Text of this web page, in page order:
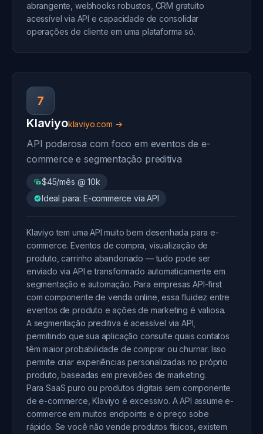
abrangente, webhooks robustos, CRM gratuito
acessível via API e capacidade de consolidar
operações de cliente em uma plataforma só.
7
Klaviyoklaviyo.com →
API poderosa com foco em eventos de e-
commerce e segmentação preditiva
$45/mês @ 10k
Ideal para: E-commerce via API
Klaviyo tem uma API muito bem desenhada para e-
commerce. Eventos de compra, visualização de
produto, carrinho abandonado — tudo pode ser
enviado via API e transformado automaticamente em
segmentação e automação. Para empresas API-first
com componente de venda online, essa fluidez entre
eventos de produto e ações de marketing é valiosa.
A segmentação preditiva é acessível via API,
permitindo que sua aplicação consulte quais contatos
têm maior probabilidade de comprar ou churnar. Isso
permite criar experiências personalizadas no próprio
produto, baseadas em previsões de marketing.
Para SaaS puro ou produtos digitais sem componente
de e-commerce, Klaviyo é excessivo. A API assume e-
commerce em muitos endpoints e o preço sobe
rápido. Se você não vende produtos físicos, existem